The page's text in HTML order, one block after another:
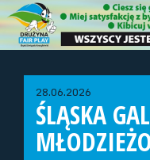
28.06.2026
ŚLĄSKA